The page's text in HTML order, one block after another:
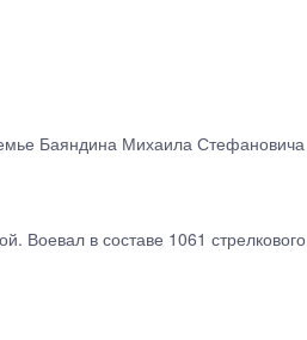
Баяндина Михаила Стефановича
Воевал в составе 1061 стрелкового